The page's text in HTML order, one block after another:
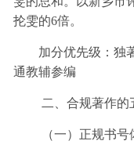
抡雯的6倍。
加分优先级：独
通教辅参编
二、合规著作的
（一）正规书号